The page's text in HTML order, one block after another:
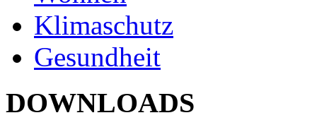
Klimaschutz
Gesundheit
DOWNLOADS